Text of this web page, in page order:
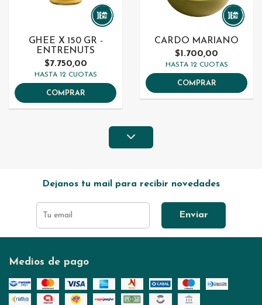
GHEE X 150 GR -
ENTRENUTS
$7.750,00
HASTA 12 CUOTAS
COMPRAR
CARDO MARIANO
$1.700,00
HASTA 12 CUOTAS
COMPRAR
Dejanos tu mail para recibir novedades
Enviar
Medios de pago